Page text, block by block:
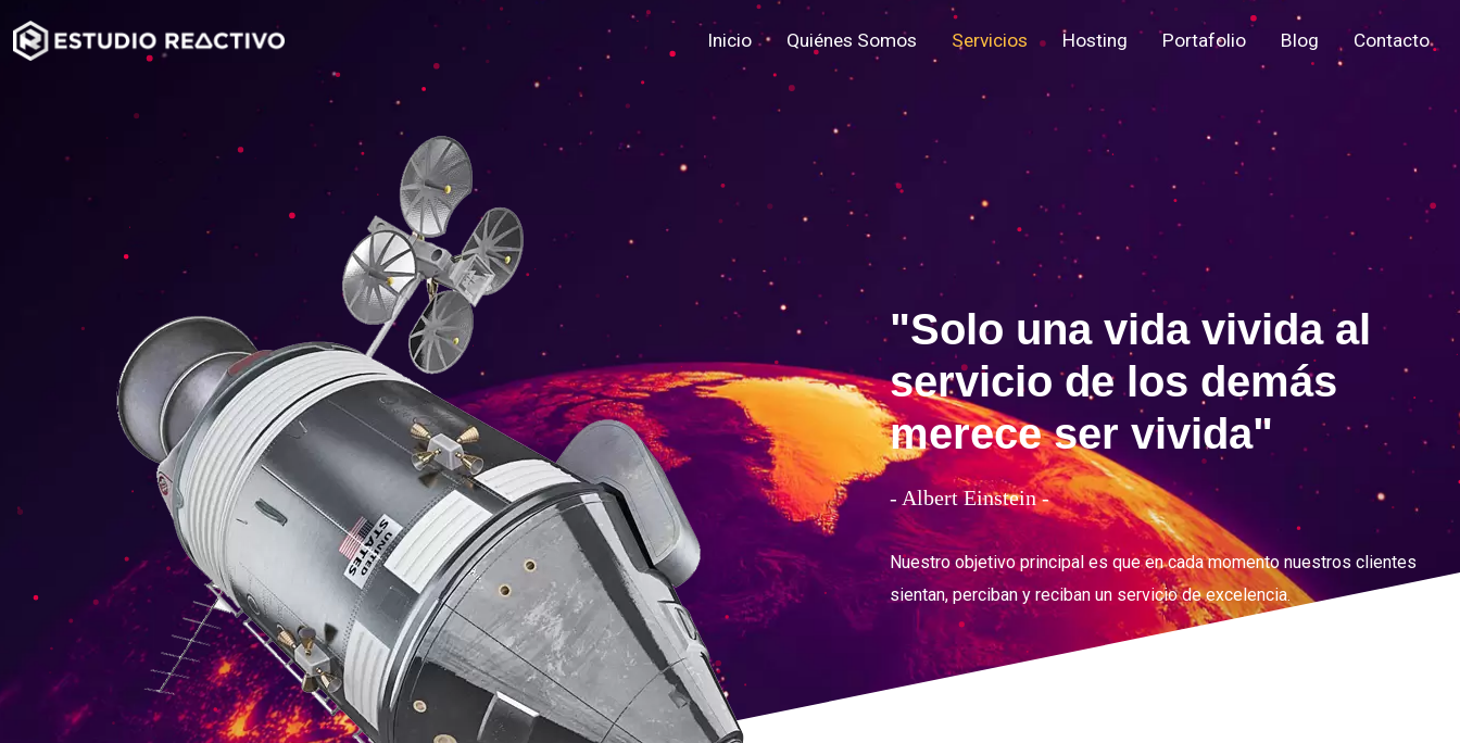
Inicio Quiénes Somos Servicios Hosting Portafolio Blog Contacto
"Solo una vida vivida al
servicio de los demás
merece ser vivida"
- Albert Einstein -
Nuestro objetivo principal es que en cada momento nuestros clientes
sientan, perciban y reciban un servicio de excelencia.